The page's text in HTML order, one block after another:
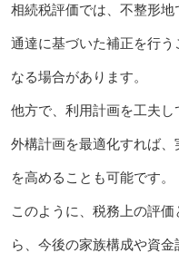
相続税評価では、不整形
通達に基づいた補正を行う
なる場合があります。
他方で、利用計画を工夫
外構計画を最適化すれば
を高めることも可能です。
このように、税務上の評
ら、今後の家族構成や資